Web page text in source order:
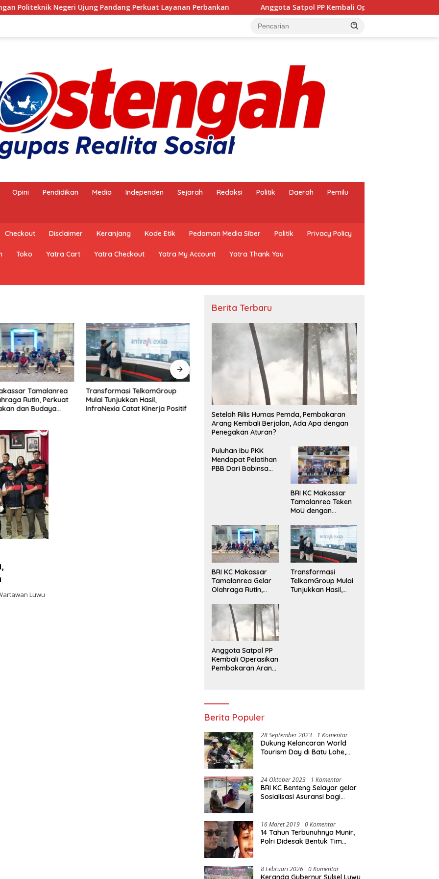
Negeri Ujung Pandang Perkuat Layanan Perbankan Anggota Satpol PP Kembali Operasikan Pembakaran Arang,
Opini Pendidikan Media Independen Sejarah Redaksi Politik Daerah Pemilu
Checkout Disclaimer Keranjang Kode Etik Pedoman Media Siber Politik Privacy Policy
Toko Yatra Cart Yatra Checkout Yatra My Account Yatra Thank You
Tamalanrea
Rutin, Perkuat
dan Budaya
Transformasi TelkomGroup
Mulai Tunjukkan Hasil,
InfraNexia Catat Kinerja Positif
Anggota Satpol PP Kembali
Operasikan Pembakaran
Penangkapan Ikan Hidup
Dengan Bius Kembali Marak di
Luwu
Berita Terbaru
Setelah Rilis Humas Pemda, Pembakaran
Arang Kembali Berjalan, Ada Apa dengan
Penegakan Aturan?
Puluhan Ibu PKK
Mendapat Pelatihan
PBB Dari Babinsa
BRI KC Makassar
Tamalanrea Teken
MoU dengan
Ujung Pandang
Perkuat Layanan
Perbankan
BRI KC Makassar
Tamalanrea Gelar
Olahraga Rutin,
Kekompakan dan
Budaya Kerja Sehat
Transformasi
TelkomGroup Mulai
Tunjukkan Hasil,
Anggota Satpol PP
Kembali Operasikan
Pembakaran Arang,
Berita Populer
28 September 2023 1 Komentar
Dukung Kelancaran World
Tourism Day di Batu Lohe,
Motor Dinas
24 Oktober 2023 1 Komentar
BRI KC Benteng Selayar gelar
Sosialisasi Asuransi bagi
16 Maret 2019 0 Komentar
14 Tahun Terbunuhnya Munir,
Polri Didesak Bentuk Tim
8 Februari 2026 0 Komentar
Keranda Gubernur Sulsel Luwu